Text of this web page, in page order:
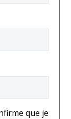
que je